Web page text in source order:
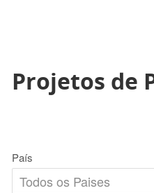
Projetos de
País